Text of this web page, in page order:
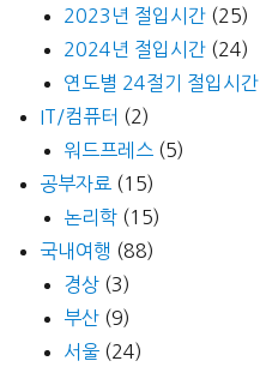
2023년 절입시간 (25)
2024년 절입시간 (24)
연도별 24절기 절입시간
IT/컴퓨터 (2)
워드프레스 (5)
공부자료 (15)
논리학 (15)
국내여행 (88)
경상 (3)
부산 (9)
서울 (24)